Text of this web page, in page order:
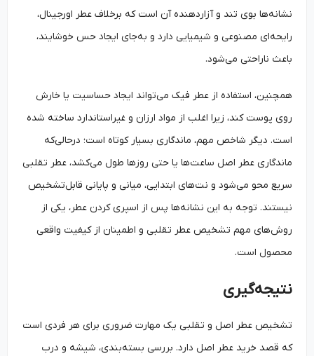
نشانه‌ها بوی تند و آزاردهنده آن است که برخلاف عطر اورجینال،
رایحه‌ای مصنوعی و شیمیایی دارد و به‌جای ایجاد حس خوشایند،
باعث ناراحتی می‌شود.
همچنین، استفاده از عطر فیک می‌تواند ایجاد حساسیت یا خارش
روی پوست کند، زیرا اغلب از مواد ارزان و غیراستاندارد ساخته شده
است. دیگر شاخص مهم، ماندگاری بسیار کوتاه است؛ درحالی‌که
ماندگاری عطر اصل ساعت‌ها یا حتی روزها طول می‌کشد، عطر تقلبی
سریع محو می‌شود و نت‌های ابتدایی، میانی و پایانی قابل‌تشخیص
نیستند. توجه به این نشانه‌ها پس از اسپری کردن عطر، یکی از
روش‌های مهم تشخیص عطر تقلبی و اطمینان از کیفیت واقعی
محصول است.
نتیجه‌گیری
تشخیص عطر اصل و تقلبی یک مهارت ضروری برای هر فردی است
که قصد خرید عطر اصل دارد. بررسی بسته‌بندی، شیشه و درب